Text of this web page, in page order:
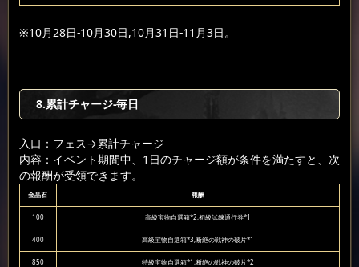
※10月28日-10月30日,10月31日-11月3日。
8.累計チャージ-毎日
入口：フェス→累計チャージ
内容：イベント期間中、1日のチャージ額が条件を満たすと、次
の報酬が受領できます。
金晶石 報酬
100 高級宝物自選箱*2,初級試練通行券*1
400 高級宝物自選箱*3,断絶の戦神の破片*1
850 特級宝物自選箱*1,断絶の戦神の破片*2